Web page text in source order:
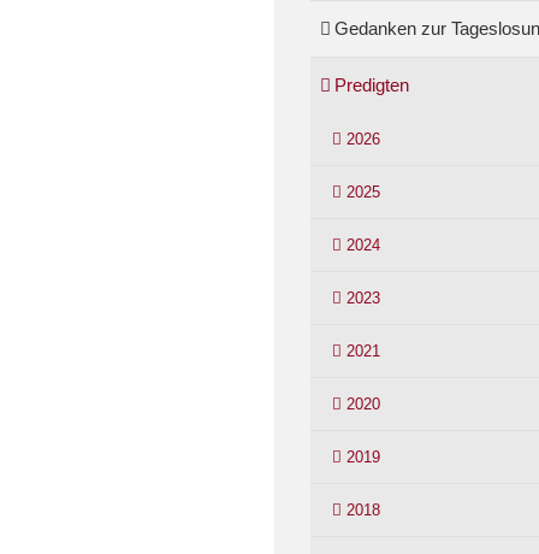
Gedanken zur
Predigten
2026
2025
2024
2023
2021
2020
2019
2018